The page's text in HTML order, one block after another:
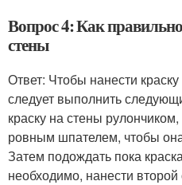
Вопрос 4: Как
стены
Ответ: Чтобы нанести
следует выполнить
краску на стены
ровным шпателем, чтобы
Затем подождать пока
необходимо, нанести второй